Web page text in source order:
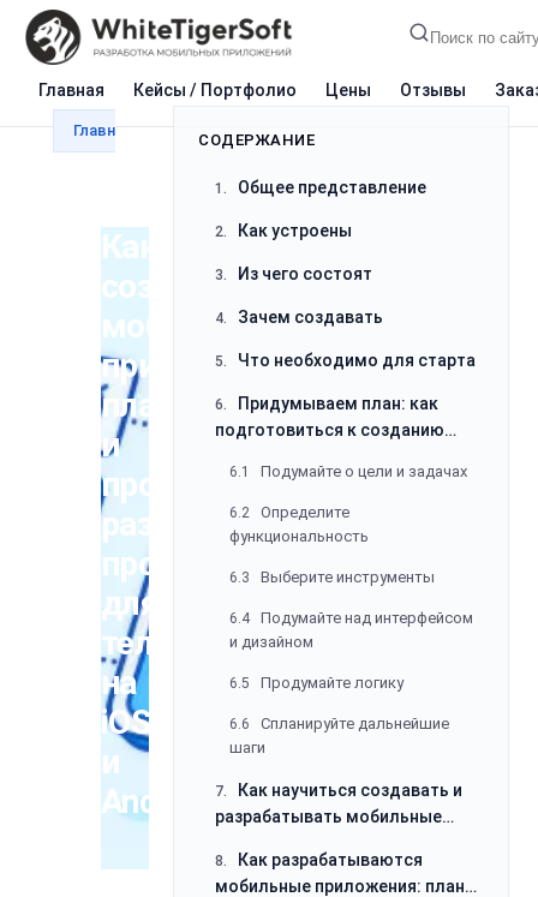
Главная Кейсы / Портфолио Цены Отзывы
Главная Блог Разработка Как создают
Как
создают
мобильные
приложения:
планирование
и
процесс
разработки
программ
для
телефонов
на
iOS
и
Android
СОДЕРЖАНИЕ
1. Общее представление
2. Как устроены
3. Из чего состоят
4. Зачем создавать
5. Что необходимо для старта
6.
подготовиться к созданию
6.1 Подумайте о цели и задачах
6.2
функциональность
6.3 Выберите инструменты
6.4
и дизайном
6.5 Продумайте логику
6.6
шаги
7.
разрабатывать мобильные
инструменты для запуска
8.
мобильные приложения: план